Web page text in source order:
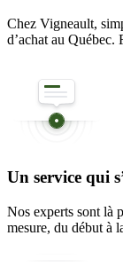
Chez Vigneault,
d’achat au Québec.
Un service qui
Nos experts sont là
mesure, du début à